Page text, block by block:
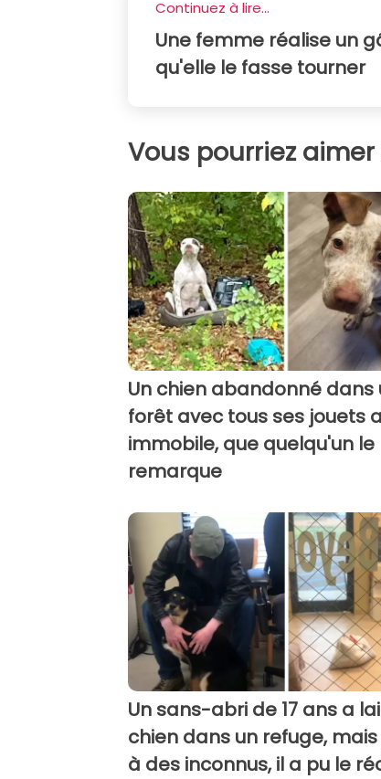
Continuez à lire...
Une femme réalise un
qu'elle le fasse tourner
Vous pourriez
Un chien abandonné dans
forêt avec tous ses jouets
immobile, que quelqu'un le
remarque
Un sans-abri de 17 ans a
chien dans un refuge,
à des inconnus, il a pu le